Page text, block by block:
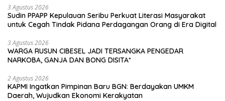
Jaya*
3 Agustus 2026
Sudin PPAPP Kepulauan Seribu Perkuat Literasi Masyarakat
untuk Cegah Tindak Pidana Perdagangan Orang di Era Digital
3 Agustus 2026
WARGA RUSUN CIBESEL JADI TERSANGKA PENGEDAR
NARKOBA, GANJA DAN BONG DISITA*
2 Agustus 2026
KAPMI Ingatkan Pimpinan Baru BGN: Berdayakan UMKM
Daerah, Wujudkan Ekonomi Kerakyatan